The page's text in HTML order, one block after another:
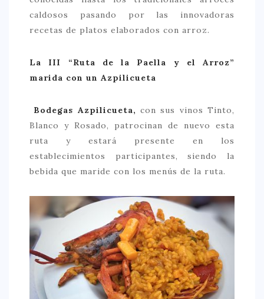
caldosos pasando por las innovadoras
recetas de platos elaborados con arroz.
La III “Ruta de la Paella y el Arroz”
marida con un Azpilicueta
Bodegas Azpilicueta, con sus vinos Tinto,
Blanco y Rosado, patrocinan de nuevo esta
ruta y estará presente en los
establecimientos participantes, siendo la
bebida que maride con los menús de la ruta.